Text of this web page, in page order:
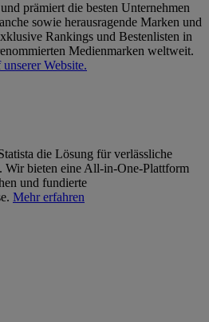
prämiert die besten Unternehmen
sowie herausragende Marken und
Rankings und Bestenlisten in
Medienmarken weltweit.
Website.
die Lösung für verlässliche
Wir bieten eine All-in-One-Plattform
und fundierte
Mehr erfahren